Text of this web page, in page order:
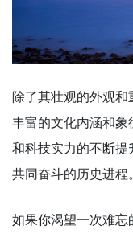
除了其壮观的外观
丰富的文化内涵和象
和科技实力的不断提
共同奋斗的历史进程
如果你渴望一次难忘